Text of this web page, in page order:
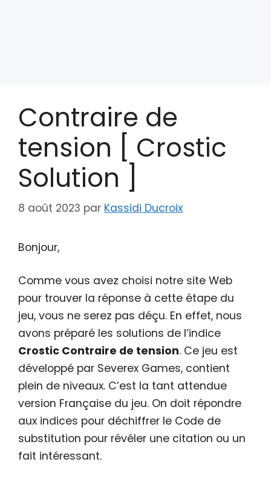
Contraire de
tension [ Crostic
Solution ]
8 août 2023 par Kassidi Ducroix
Bonjour,
Comme vous avez choisi notre site Web
pour trouver la réponse à cette étape du
jeu, vous ne serez pas déçu. En effet, nous
avons préparé les solutions de l’indice
Crostic Contraire de tension. Ce jeu est
développé par Severex Games, contient
plein de niveaux. C’est la tant attendue
version Française du jeu. On doit répondre
aux indices pour déchiffrer le Code de
substitution pour révéler une citation ou un
fait intéressant.